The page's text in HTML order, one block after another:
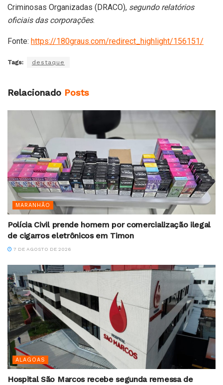
Criminosas Organizadas (DRACO), segundo relatórios
oficiais das corporações.
Fonte: https://180graus.com/redirect_highlight/156151/
Tags: destaque
Relacionado Posts
MARANHÃO
Polícia Civil prende homem por comercialização ilegal
de cigarros eletrônicos em Timon
7 DE AGOSTO DE 2026
ALAGOAS
Hospital São Marcos recebe segunda remessa de